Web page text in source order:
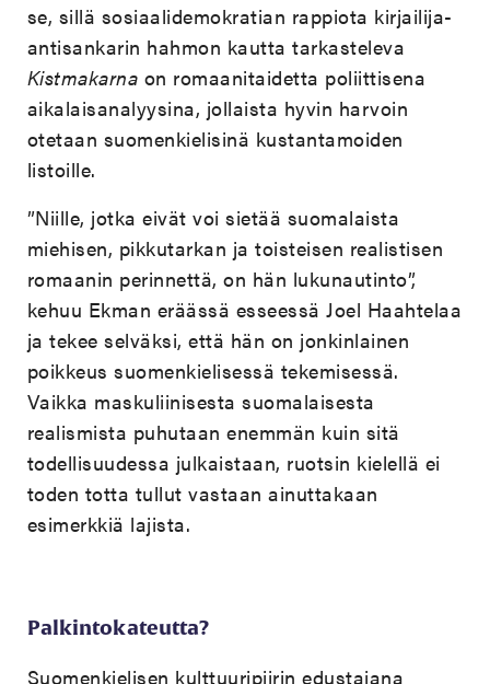
se, sillä sosiaalidemokratian rappiota kirjailija-
antisankarin hahmon kautta tarkasteleva
Kistmakarna on romaanitaidetta poliittisena
aikalaisanalyysina, jollaista hyvin harvoin
otetaan suomenkielisinä kustantamoiden
listoille.
”Niille, jotka eivät voi sietää suomalaista
miehisen, pikkutarkan ja toisteisen realistisen
romaanin perinnettä, on hän lukunautinto”,
kehuu Ekman eräässä esseessä Joel Haahtelaa
ja tekee selväksi, että hän on jonkinlainen
poikkeus suomenkielisessä tekemisessä.
Vaikka maskuliinisesta suomalaisesta
realismista puhutaan enemmän kuin sitä
todellisuudessa julkaistaan, ruotsin kielellä ei
toden totta tullut vastaan ainuttakaan
esimerkkiä lajista.
Palkintokateutta?
Suomenkielisen kulttuuripiirin edustajana